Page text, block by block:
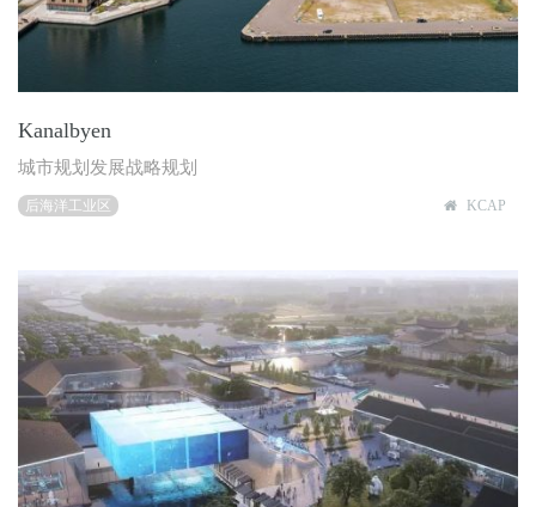
Kanalbyen
城市规划发展战略规划
后海洋工业区 KCAP